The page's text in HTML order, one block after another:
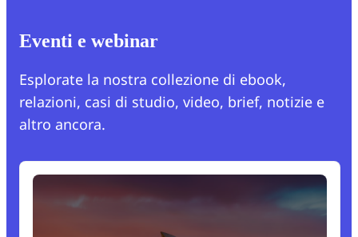
Eventi e webinar
Esplorate la nostra collezione di ebook,
relazioni, casi di studio, video, brief, notizie e
altro ancora.